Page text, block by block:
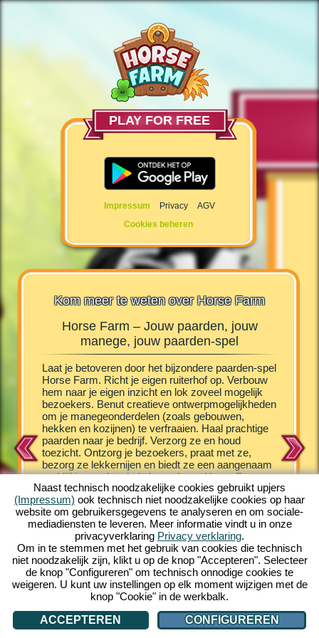
PLAY FOR FREE
Impressum Privacy
AGV
Cookies beheren
Kom meer te weten over Horse Farm
PC
En
Leer
Horse Farm – Jouw paarden, jouw
manege, jouw paarden-spel
Laat je betoveren door het bijzondere paarden-spel
Horse Farm. Richt je eigen ruiterhof op. Verbouw
hem naar je eigen inzicht en lok zoveel mogelijk
bezoekers. Benut creatieve ontwerpmogelijkheden
om je manegeonderdelen (zoals gebouwen,
hekken en kozijnen) te verfraaien. Haal prachtige
paarden naar je bedrijf. Verzorg ze en houd
toezicht. Ontzorg je bezoekers, praat met ze,
bezorg ze lekkernijen en biedt ze een aangenaam
verblijf in comfortabele bungalows. Horse Farm
plaatst je in een fascinerende setting, in een
kleurrijke comic look. Horse Farm geeft je een
grote hoeveelheid uitdagende spelbelevenissen.
Haal verschillende paardenrassen naar je ranch.
Beleef het unieke online-spel gratis op je PC en
speel mee!
het je
een
een
leuk
opbouw
internet
Naast technisch noodzakelijke cookies gebruikt upjers
(Impressum) ook technisch niet noodzakelijke cookies op haar
website om gebruikersgegevens te analyseren en om sociale-
mediadiensten te leveren. Meer informatie vindt u in onze
privacyverklaring Privacy verklaring.
Om in te stemmen met het gebruik van cookies die technisch
niet noodzakelijk zijn, klikt u op de knop "Accepteren". Selecteer
de knop "Configureren" om technisch onnodige cookies te
weigeren. U kunt uw instellingen op elk moment wijzigen met de
knop "Cookie" in de werkbalk.
ACCEPTEREN
CONFIGUREREN